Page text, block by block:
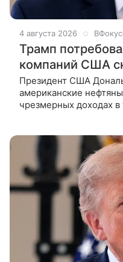
4 августа 2026
Трамп
компаний США
Президент США
американские
чрезмерных доходах в